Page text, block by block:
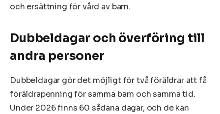
och ersättning för vård av barn.
Dubbeldagar och överföring till
andra personer
Dubbeldagar gör det möjligt för två föräldrar att få
föräldrapenning för samma barn och samma tid.
Under 2026 finns 60 sådana dagar, och de kan